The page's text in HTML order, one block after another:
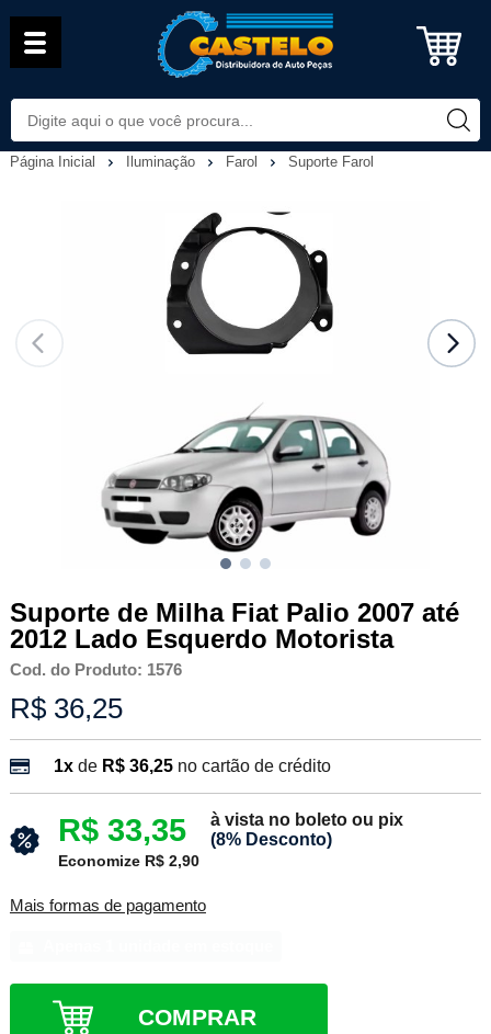
Página Inicial Iluminação Farol Suporte Farol
Suporte de Milha Fiat Palio 2007 até
2012 Lado Esquerdo Motorista
Cod. do Produto: 1576
R$ 36,25
1xde R$ 36,25 no cartão de crédito
R$ 33,35
à vista no boleto ou pix
(8% Desconto)
Economize R$ 2,90
Mais formas de pagamento
COMPRAR